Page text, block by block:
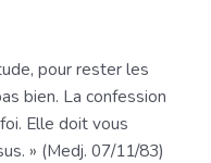
pour rester les
bien. La confession
Elle doit vous
» (Medj. 07/11/83)